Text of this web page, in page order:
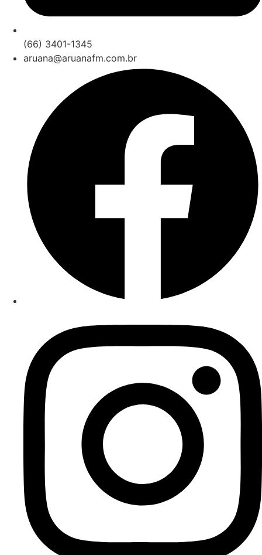
(66) 3401-1345
aruana@aruanafm.com.br